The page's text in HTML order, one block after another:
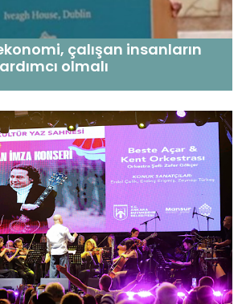
çalışan insanların
olmalı